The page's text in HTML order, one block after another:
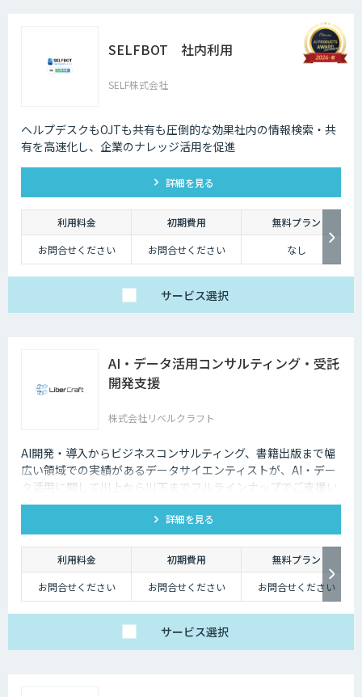
SELFBOT 社内利用
SELF株式会社
ヘルプデスクもOJTも共有も圧倒的な効果社内の情報検索・共
有を高速化し、企業のナレッジ活用を促進
詳細を見る
利用料金 初期費用
無料プラン
お問合せください
お問合せください なし
サービス選択
AI・データ活用コンサルティング・受託
開発支援
株式会社リベルクラフト
AI開発・導入からビジネスコンサルティング、書籍出版まで幅
広い領域での実績があるデータサイエンティストが、AI・デー
タ活用に関して川上から川下までフルラインナップでご支援い
たします。
詳細を見る
利用料金 初期費用
無料プラン
お問合せください
お問合せください お問合せください
サービス選択